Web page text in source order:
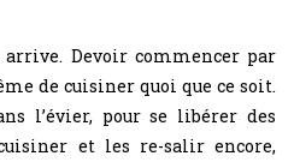
arrive. Devoir commencer par
de cuisiner quoi que ce soit.
l’évier, pour se libérer des
et les re-salir encore,